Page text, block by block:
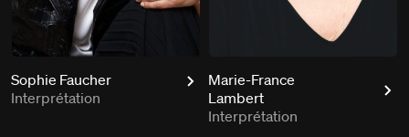
Sophie Faucher
Interprétation
Marie-France
Lambert
Interprétation